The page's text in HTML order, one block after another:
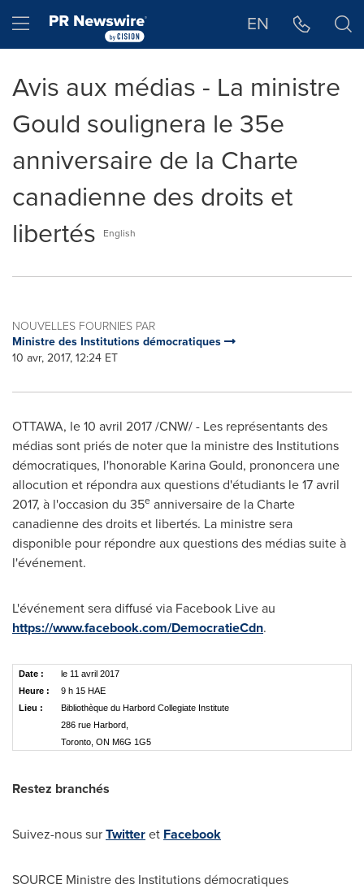
Hamburger menu EN
Avis aux médias - La ministre
Gould soulignera le 35e
anniversaire de la Charte
canadienne des droits et
libertés
English
NOUVELLES FOURNIES PAR
Ministre des Institutions démocratiques
10 avr, 2017, 12:24 ET
OTTAWA, le 10 avril 2017 /CNW/ - Les représentants des
médias sont priés de noter que la ministre des Institutions
démocratiques, l'honorable Karina Gould, prononcera une
allocution et répondra aux questions d'étudiants le 17 avril
2017, à l'occasion du 35e anniversaire de la Charte
canadienne des droits et libertés. La ministre sera
disponible pour répondre aux questions des médias suite à
l'événement.
L'événement sera diffusé via Facebook Live au
https://www.facebook.com/DemocratieCdn.
Date :
le 11 avril 2017
Heure :
9 h 15 HAE
Lieu :
Bibliothèque du Harbord Collegiate Institute
286 rue Harbord,
Toronto, ON M6G 1G5
Restez branchés
Suivez-nous surTwitteret Facebook
SOURCE Ministre des Institutions démocratiques